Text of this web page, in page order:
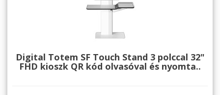
Digital Totem SF Touch Stand 3 polccal 32"
FHD kioszk QR kód olvasóval és nyomta..